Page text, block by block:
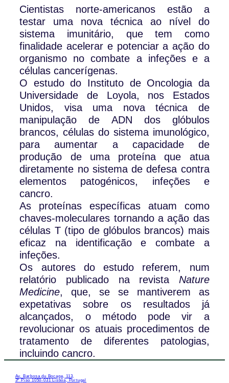
Cientistas norte-americanos estão a
testar uma nova técnica ao nível do
sistema imunitário, que tem como
finalidade acelerar e potenciar a ação do
organismo no combate a infeções e a
células cancerígenas.
O estudo do Instituto de Oncologia da
Universidade de Loyola, nos Estados
Unidos, visa uma nova técnica de
manipulação de ADN dos glóbulos
brancos, células do sistema imunológico,
para aumentar a capacidade de
produção de uma proteína que atua
diretamente no sistema de defesa contra
elementos patogénicos, infeções e
cancro.
As proteínas específicas atuam como
chaves-moleculares tornando a ação das
células T (tipo de glóbulos brancos) mais
eficaz na identificação e combate a
infeções.
Os autores do estudo referem, num
relatório publicado na revista Nature
Medicine, que, se se mantiverem as
expetativas sobre os resultados já
alcançados, o método pode vir a
revolucionar os atuais procedimentos de
tratamento de diferentes patologias,
incluindo cancro.
Av. Barbosa du Bocage, 113,
3º Piso 1050-031 Lisboa, Portugal